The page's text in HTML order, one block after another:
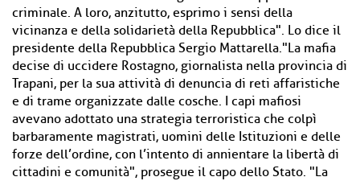
criminale. A loro, anzitutto, esprimo i sensi della
vicinanza e della solidarietà della Repubblica". Lo dice il
presidente della Repubblica Sergio Mattarella."La mafia
decise di uccidere Rostagno, giornalista nella provincia di
Trapani, per la sua attività di denuncia di reti affaristiche
e di trame organizzate dalle cosche. I capi mafiosi
avevano adottato una strategia terroristica che colpì
barbaramente magistrati, uomini delle Istituzioni e delle
forze dell’ordine, con l’intento di annientare la libertà di
cittadini e comunità", prosegue il capo dello Stato. "La